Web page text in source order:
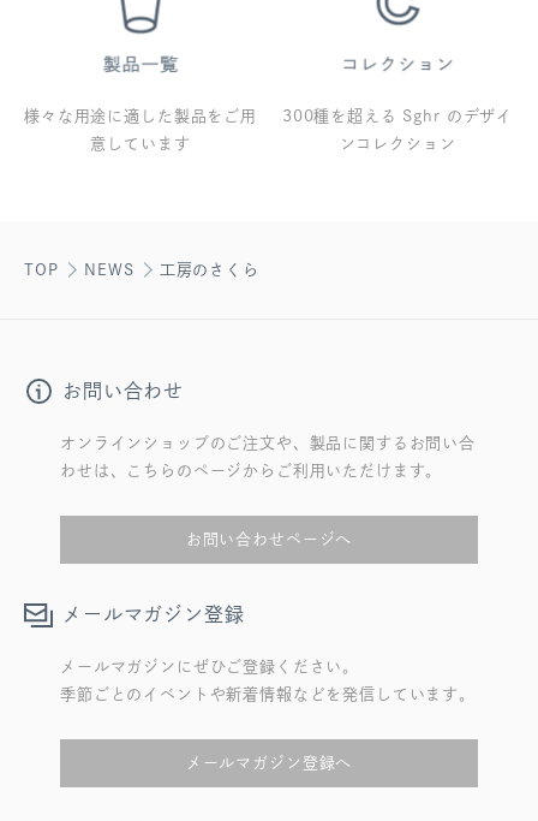
様々な用途に適した製品をご用
意しています
300種を超える Sghr のデザイ
ンコレクション
TOP NEWS 工房のさくら
お問い合わせ
オンラインショップのご注文や、製品に関するお問い合
わせは、こちらのページからご利用いただけます。
お問い合わせページへ
メールマガジン登録
メールマガジンにぜひご登録ください。
季節ごとのイベントや新着情報などを発信しています。
メールマガジン登録へ